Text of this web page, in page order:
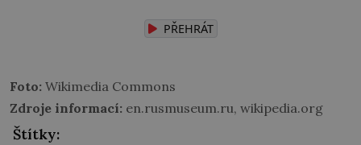
PŘEHRÁT
Foto: Wikimedia Commons
Zdroje informací: en.rusmuseum.ru, wikipedia.org
Štítky: